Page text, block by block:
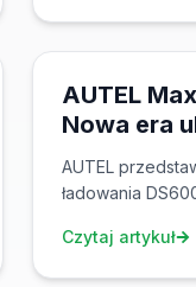
AUTEL
Nowa era
ładowania
AUTEL
ładowania
z wydajnością
Czytaj artykuł